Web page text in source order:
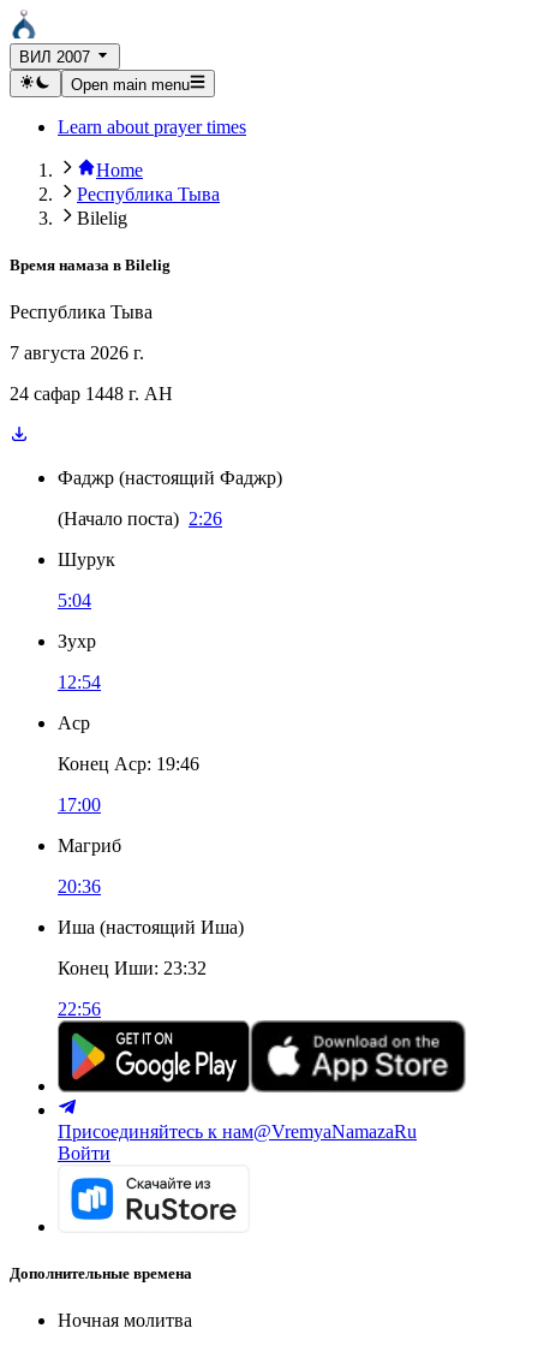
ВИЛ 2007
Open main menu
Learn about prayer times
Home
Республика Тыва
Bilelig
Время намаза в Bilelig
Республика Тыва
7 августа 2026 г.
24 сафар 1448 г. AH
Фаджр (настоящий Фаджр)
(Начало поста) 2:26
Шурук
5:04
Зухр
12:54
Аср
Конец Аср: 19:46
17:00
Магриб
20:36
Иша (настоящий Иша)
Конец Иши: 23:32
22:56
Присоединяйтесь к нам@VremyaNamazaRu
Войти
Дополнительные времена
Ночная молитва